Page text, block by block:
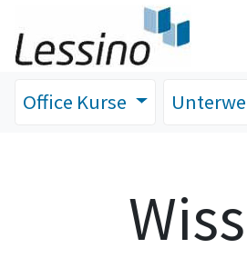
Office Kurse